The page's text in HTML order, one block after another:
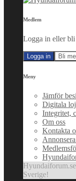
Medlem
Logga in eller
Logga in Bli
Meny
Jämför
Digitala
Integritet,
Om oss
Kontakta
Sverige!